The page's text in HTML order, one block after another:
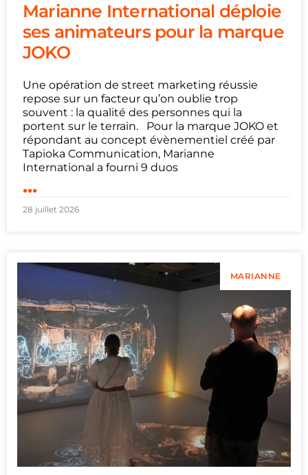
Marianne International déploie
ses animateurs pour la marque
JOKO
Une opération de street marketing réussie
repose sur un facteur qu’on oublie trop
souvent : la qualité des personnes qui la
portent sur le terrain. Pour la marque JOKO et
répondant au concept évènementiel créé par
Tapioka Communication, Marianne
International a fourni 9 duos
...
28 juillet 2026
MARIANNE